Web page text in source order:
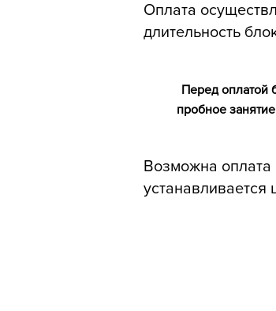
Оплата
длительность
Перед оплатой
пробное
Возможна оплата
устанавливается